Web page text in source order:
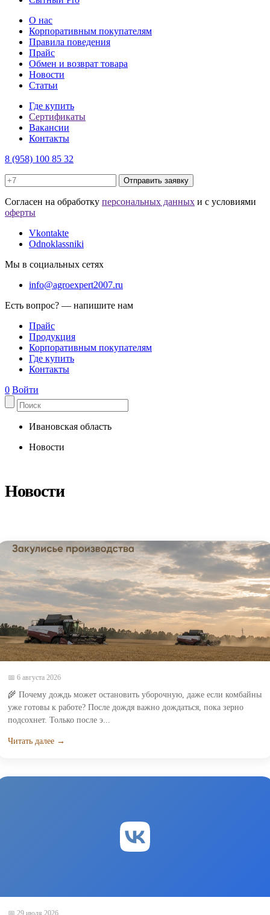
О нас
Корпоративным покупателям
Правила поведения
Прайс
Обмен и возврат товара
Новости
Статьи
Где купить
Сертификаты
Вакансии
Контакты
8 (958) 100 85 32
Отправить заявку
Cогласен на обработку персональных данных и с условиями
оферты
Vkontakte
Odnoklassniki
Мы в социальных сетях
info@agroexpert2007.ru
Есть вопрос? — напишите нам
Прайс
Продукция
Корпоративным покупателям
Где купить
Контакты
0 Войти
Ивановская область
Новости
Новости
📅 6 августа 2026
🌾 Почему дождь может остановить уборочную, даже если комбайны
уже готовы к работе? После дождя важно дождаться, пока зерно
подсохнет. Только после э...
Читать далее →
📅 29 июля 2026